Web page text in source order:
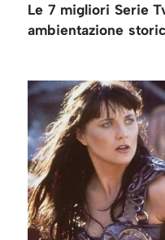
Le 7 migliori Serie
ambientazione